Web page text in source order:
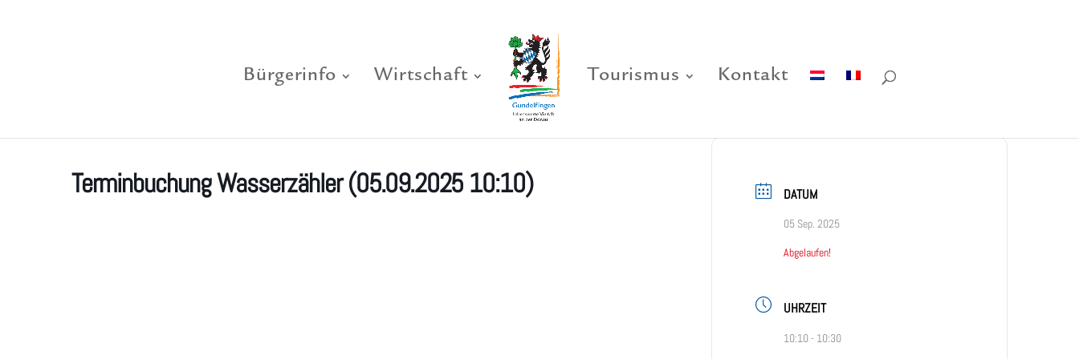
Bürgerinfo Wirtschaft Tourismus Kontakt
Terminbuchung Wasserzähler (05.09.2025 10:10) DATUM
05 Sep. 2025
Abgelaufen!
UHRZEIT
10:10 - 10:30